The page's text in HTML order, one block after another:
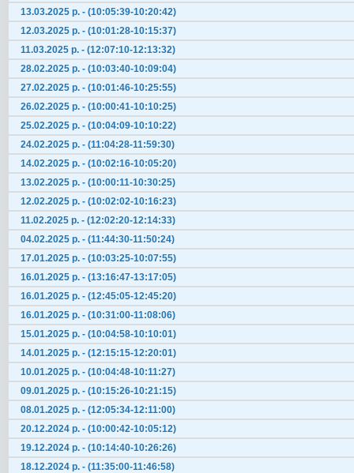
13.03.2025 р. - (10:05:39-10:20:42)
12.03.2025 р. - (10:01:28-10:15:37)
11.03.2025 р. - (12:07:10-12:13:32)
28.02.2025 р. - (10:03:40-10:09:04)
27.02.2025 р. - (10:01:46-10:25:55)
26.02.2025 р. - (10:00:41-10:10:25)
25.02.2025 р. - (10:04:09-10:10:22)
24.02.2025 р. - (11:04:28-11:59:30)
14.02.2025 р. - (10:02:16-10:05:20)
13.02.2025 р. - (10:00:11-10:30:25)
12.02.2025 р. - (10:02:02-10:16:23)
11.02.2025 р. - (12:02:20-12:14:33)
04.02.2025 р. - (11:44:30-11:50:24)
17.01.2025 р. - (10:03:25-10:07:55)
16.01.2025 р. - (13:16:47-13:17:05)
16.01.2025 р. - (12:45:05-12:45:20)
16.01.2025 р. - (10:31:00-11:08:06)
15.01.2025 р. - (10:04:58-10:10:01)
14.01.2025 р. - (12:15:15-12:20:01)
10.01.2025 р. - (10:04:48-10:11:27)
09.01.2025 р. - (10:15:26-10:21:15)
08.01.2025 р. - (12:05:34-12:11:00)
20.12.2024 р. - (10:00:42-10:05:12)
19.12.2024 р. - (10:14:40-10:26:26)
18.12.2024 р. - (11:35:00-11:46:58)